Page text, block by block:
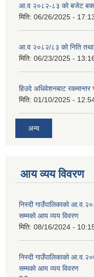
आ.व २०८२-८३ को बजेट
मिति: 06/26/2025 -
आ.व २०८२/८३ को निति तथा
मिति: 06/23/2025 -
हिउदे अधिवेशनबाट
मिति: 01/10/2025 -
अन्य
आय व्यय विवरण
निस्दी गाउँपालिकाको
सम्मको आय व्यय विवरण
मिति: 08/16/2024 -
निस्दी गाउँपालिकाको
सम्मको आय व्यय विवरण